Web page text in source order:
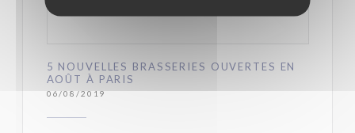
5 NOUVELLES BRASSERIES OUVERTES EN
AOÛT À PARIS
06/08/2019